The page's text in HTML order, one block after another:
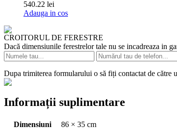
540.22 lei
Adauga in cos
CROITORUL DE FERESTRE
Dacă dimensiunile ferestrelor tale nu se incadreaza in
Dupa trimiterea formularului o să fiți contactat de către
Informații suplimentare
Dimensiuni
86 × 35 cm